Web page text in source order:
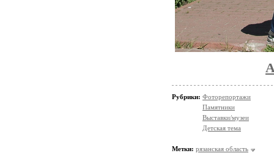
Рубрики: Фоторепортажи
Памятники
Выставки/музеи
Детская тема
Метки: рязанская область